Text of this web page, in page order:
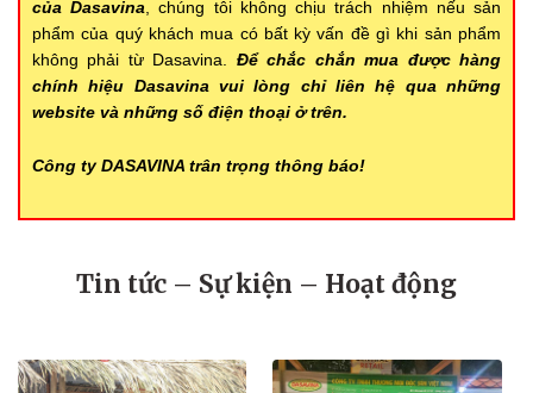
của Dasavina, chúng tôi không chịu trách nhiệm nếu sản
phẩm của quý khách mua có bất kỳ vấn đề gì khi sản phẩm
không phải từ Dasavina. Để chắc chắn mua được hàng
chính hiệu Dasavina vui lòng chỉ liên hệ qua những
website và những số điện thoại ở trên.
Công ty DASAVINA trân trọng thông báo!
Tin tức – Sự kiện – Hoạt động